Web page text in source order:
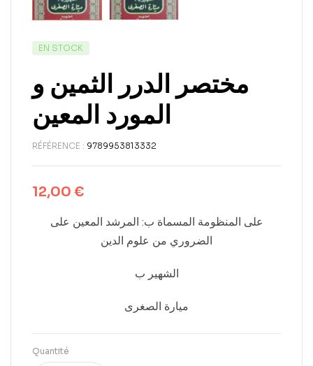
EN STOCK
مختصر الدرر الثمين و
المورد المعين
RÉFÉRENCE : 9789953813332
12,00 €
على المنظومة المسماة ب: المرشد المعين على
الضروري من علوم الدين
الشهير ب
ميارة الصغرى
Quantité